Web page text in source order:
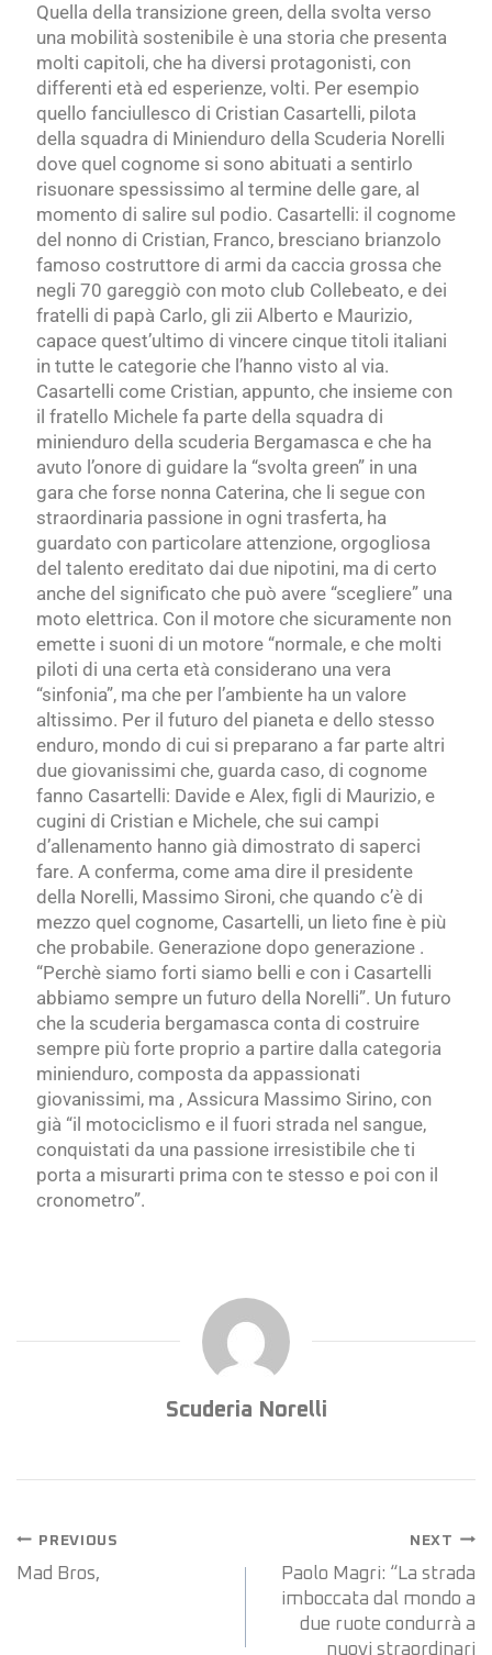
Quella della transizione green, della svolta verso
una mobilità sostenibile è una storia che presenta
molti capitoli, che ha diversi protagonisti, con
differenti età ed esperienze, volti. Per esempio
quello fanciullesco di Cristian Casartelli, pilota
della squadra di Minienduro della Scuderia Norelli
dove quel cognome si sono abituati a sentirlo
risuonare spessissimo al termine delle gare, al
momento di salire sul podio. Casartelli: il cognome
del nonno di Cristian, Franco, bresciano brianzolo
famoso costruttore di armi da caccia grossa che
negli 70 gareggiò con moto club Collebeato, e dei
fratelli di papà Carlo, gli zii Alberto e Maurizio,
capace quest’ultimo di vincere cinque titoli italiani
in tutte le categorie che l’hanno visto al via.
Casartelli come Cristian, appunto, che insieme con
il fratello Michele fa parte della squadra di
minienduro della scuderia Bergamasca e che ha
avuto l’onore di guidare la “svolta green” in una
gara che forse nonna Caterina, che li segue con
straordinaria passione in ogni trasferta, ha
guardato con particolare attenzione, orgogliosa
del talento ereditato dai due nipotini, ma di certo
anche del significato che può avere “scegliere” una
moto elettrica. Con il motore che sicuramente non
emette i suoni di un motore “normale, e che molti
piloti di una certa età considerano una vera
“sinfonia”, ma che per l’ambiente ha un valore
altissimo. Per il futuro del pianeta e dello stesso
enduro, mondo di cui si preparano a far parte altri
due giovanissimi che, guarda caso, di cognome
fanno Casartelli: Davide e Alex, figli di Maurizio, e
cugini di Cristian e Michele, che sui campi
d’allenamento hanno già dimostrato di saperci
fare. A conferma, come ama dire il presidente
della Norelli, Massimo Sironi, che quando c’è di
mezzo quel cognome, Casartelli, un lieto fine è più
che probabile. Generazione dopo generazione .
“Perchè siamo forti siamo belli e con i Casartelli
abbiamo sempre un futuro della Norelli”. Un futuro
che la scuderia bergamasca conta di costruire
sempre più forte proprio a partire dalla categoria
minienduro, composta da appassionati
giovanissimi, ma , Assicura Massimo Sirino, con
già “il motociclismo e il fuori strada nel sangue,
conquistati da una passione irresistibile che ti
porta a misurarti prima con te stesso e poi con il
cronometro”.
Scuderia Norelli
PREVIOUS
Mad Bros,
NEXT
Paolo Magri: “La strada
imboccata dal mondo a
due ruote condurrà a
nuovi straordinari